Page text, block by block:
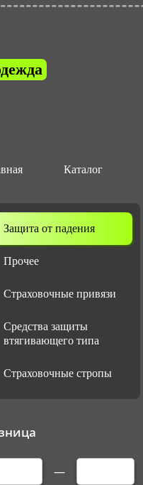
Каталог
Защита от падения
Прочее
Страховочные привязи
Средства защиты
втягивающего типа
Страховочные стропы
—